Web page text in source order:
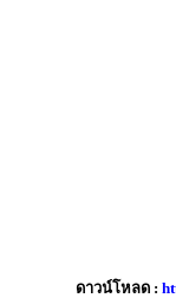
ดาวน์โหลด :